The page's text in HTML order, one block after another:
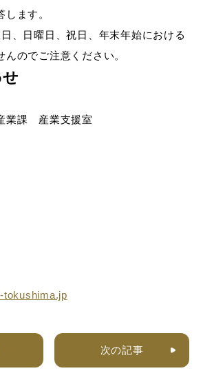
ます。
日、日曜日、祝日、年末年始における
のでご注意ください。
業課 産業支援室
tokushima.jp
次の記事